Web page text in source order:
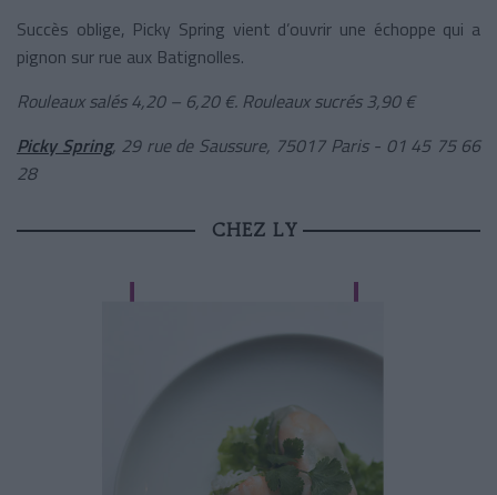
Succès oblige, Picky Spring vient d’ouvrir une échoppe qui a
pignon sur rue aux Batignolles.
Rouleaux salés 4,20 – 6,20 €. Rouleaux sucrés 3,90 €
Picky Spring, 29 rue de Saussure, 75017 Paris - 01 45 75 66
28
CHEZ LY